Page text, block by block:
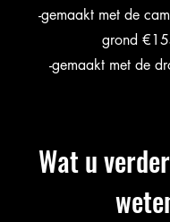
-gemaakt met de
grond
​-gemaakt met de
Wat u